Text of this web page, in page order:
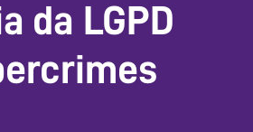
da LGPD